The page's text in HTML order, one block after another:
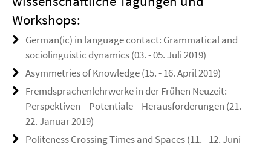
Workshops:
German(ic) in language contact: Grammatical and
sociolinguistic dynamics (03. - 05. Juli 2019)
Asymmetries of Knowledge (15. - 16. April 2019)
Fremdsprachenlehrwerke in der Frühen Neuzeit:
Perspektiven – Potentiale – Herausforderungen (21. -
22. Januar 2019)
Politeness Crossing Times and Spaces (11. - 12. Juni